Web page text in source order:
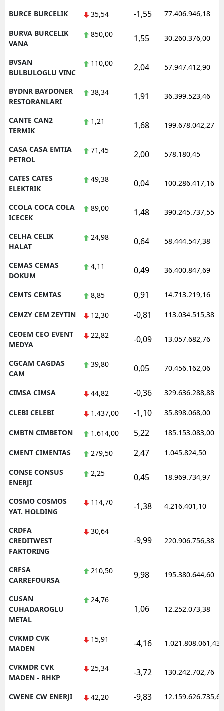
BURCE BURCELIK 35,54 -1,55 77.406.946,18
BURVA BURCELIK
VANA
850,00 1,55 30.260.376,00
BVSAN
BULBULOGLU VINC
110,00 2,04 57.947.412,90
BYDNR BAYDONER
RESTORANLARI
38,34 1,91 36.399.523,46
CANTE CAN2
TERMIK
1,21 1,68 199.678.042,27
CASA CASA EMTIA
PETROL
71,45 2,00 578.180,45
CATES CATES
ELEKTRIK
49,38 0,04 100.286.417,16
CCOLA COCA COLA
ICECEK
89,00 1,48 390.245.737,55
CELHA CELIK
HALAT
24,98 0,64 58.444.547,38
CEMAS CEMAS
DOKUM
4,11 0,49 36.400.847,69
CEMTS CEMTAS 8,85 0,91 14.713.219,16
CEMZY CEM ZEYTIN 12,30 -0,81 113.034.515,38
CEOEM CEO EVENT
MEDYA
22,82 -0,09 13.057.682,76
CGCAM CAGDAS
CAM
39,80 0,05 70.456.162,06
CIMSA CIMSA 44,82 -0,36 329.636.288,88
CLEBI CELEBI 1.437,00 -1,10 35.898.068,00
CMBTN CIMBETON 1.614,00 5,22 185.153.083,00
CMENT CIMENTAS 279,50 2,47 1.045.824,50
CONSE CONSUS
ENERJI
2,25 0,45 18.969.734,97
COSMO COSMOS
YAT. HOLDING
114,70 -1,38 4.216.401,10
CRDFA
CREDITWEST
FAKTORING
30,64
-9,99 220.906.756,38
CRFSA
CARREFOURSA
210,50 9,98 195.380.644,60
CUSAN
CUHADAROGLU
METAL
24,76
1,06 12.252.073,38
CVKMD CVK
MADEN
15,91 -4,16 1.021.808.061,43
CVKMDR CVK
MADEN - RHKP
25,34 -3,72 130.242.702,76
CWENE CW ENERJI 42,20 -9,83 12.159.626.735,62